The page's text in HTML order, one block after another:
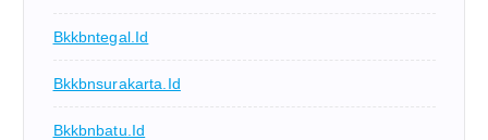
Bkkbntegal.id
Bkkbnsurakarta.id
Bkkbnbatu.id